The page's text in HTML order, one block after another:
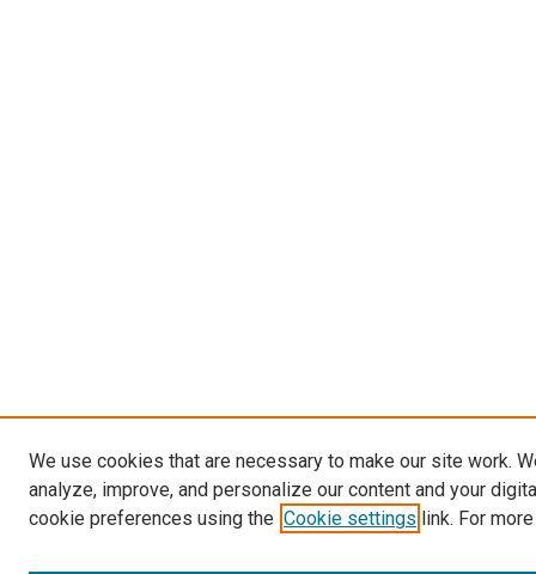
We use cookies that are necessary to make our site work.
analyze, improve, and personalize our content and your
cookie preferences using the Cookie settings link. For